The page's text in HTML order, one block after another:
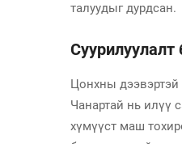
талуудыг дурдсан.
Суурилуулалт
Цонхны дээвэртэй
Чанартай нь илүү
хүмүүст маш